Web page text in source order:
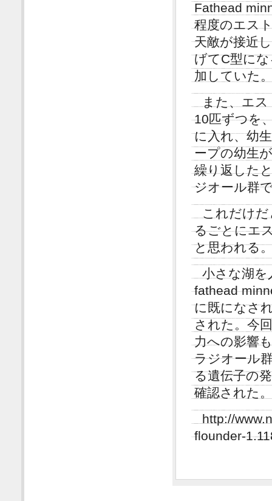
Fathead
程度のエス
天敵が接近
げてC型に
加していた
また、エ
10匹ずつを
に入れ、幼
ープの幼生
繰り返した
ジオール群
これだけ
るごとにエ
と思われる
小さな湖を
fathead
に既になさ
された。今
力への影響
ラジオール
る遺伝子の
確認された。
http://
flounder-